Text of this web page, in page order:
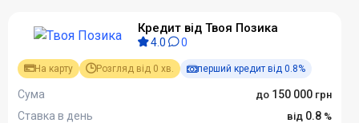
Кредит від Твоя Позика
4.0 0
На карту Розгляд від 0 хв. перший кредит від 0.8%
Сума
150 000
Ставка в день
0.8